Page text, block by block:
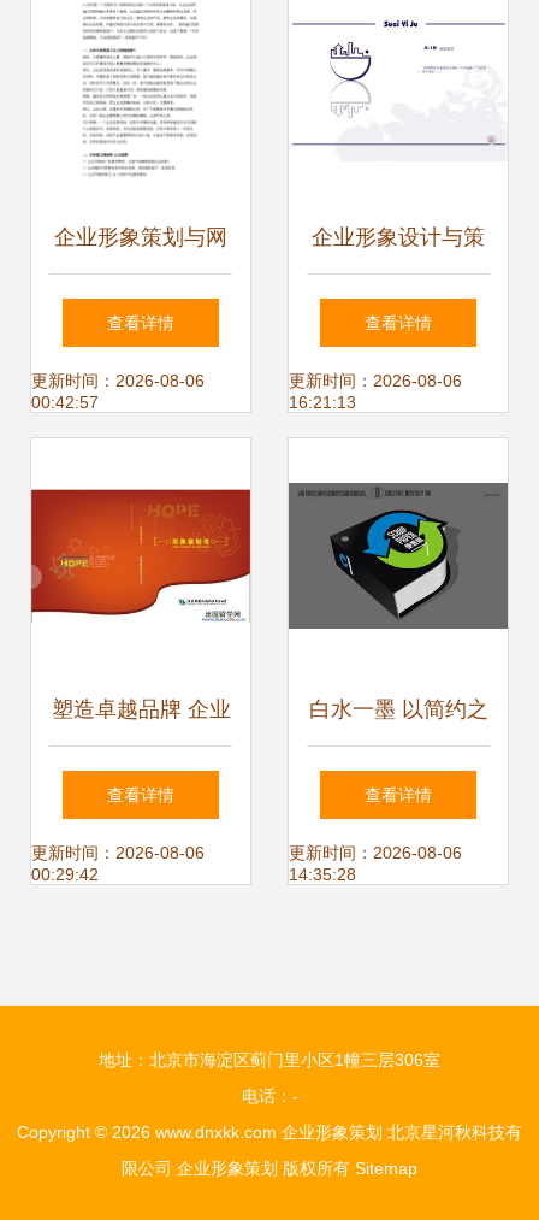
企业形象策划与网
站建设一体化解决
方案
查看详情
更新时间：2026-08-06
00:42:57
企业形象设计与策
划 构建品牌核心价
值的战略蓝图
查看详情
更新时间：2026-08-06
16:21:13
塑造卓越品牌 企业
形象策划书
查看详情
更新时间：2026-08-06
00:29:42
白水一墨 以简约之
美，塑造企业形象
设计的纯粹与深度
查看详情
更新时间：2026-08-06
14:35:28
地址：北京市海淀区蓟门里小区1幢三层306室
电话：-
Copyright © 2026 www.dnxkk.com 企业形象策划 北京星河秋科技有
限公司 企业形象策划 版权所有 Sitemap